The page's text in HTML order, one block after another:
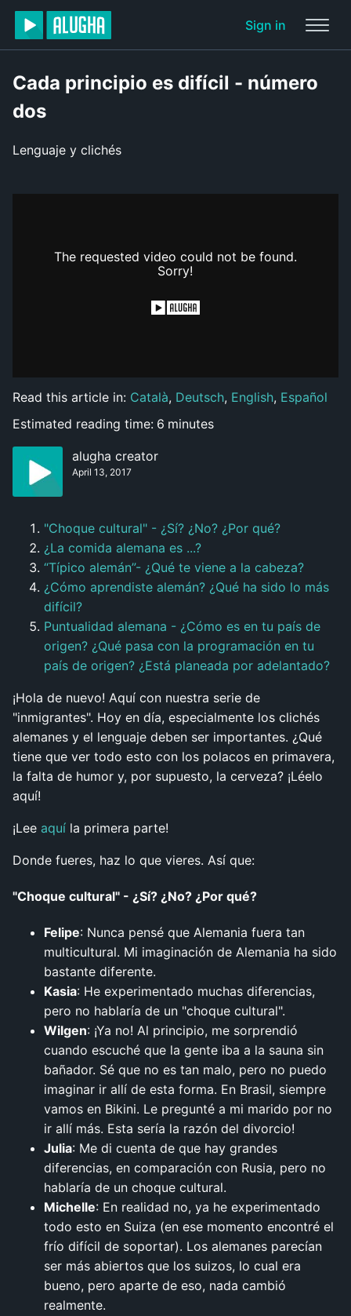
Sign in
Cada principio es difícil - número
dos
Lenguaje y clichés
The requested video could not be found.
Sorry!
Read this article in: Català, Deutsch, English, Español
Estimated reading time: 6 minutes
alugha creator
April 13, 2017
"Choque cultural" - ¿Sí? ¿No? ¿Por qué?
¿La comida alemana es ...?
“Típico alemán”- ¿Qué te viene a la cabeza?
¿Cómo aprendiste alemán? ¿Qué ha sido lo más
difícil?
Puntualidad alemana - ¿Cómo es en tu país de
origen? ¿Qué pasa con la programación en tu
país de origen? ¿Está planeada por adelantado?
¡Hola de nuevo! Aquí con nuestra serie de
"inmigrantes". Hoy en día, especialmente los clichés
alemanes y el lenguaje deben ser importantes. ¿Qué
tiene que ver todo esto con los polacos en primavera,
la falta de humor y, por supuesto, la cerveza? ¡Léelo
aquí!
¡Lee aquí la primera parte!
Donde fueres, haz lo que vieres. Así que:
"Choque cultural" - ¿Sí? ¿No? ¿Por qué?
Felipe: Nunca pensé que Alemania fuera tan
multicultural. Mi imaginación de Alemania ha sido
bastante diferente.
Kasia: He experimentado muchas diferencias,
pero no hablaría de un "choque cultural".
Wilgen: ¡Ya no! Al principio, me sorprendió
cuando escuché que la gente iba a la sauna sin
bañador. Sé que no es tan malo, pero no puedo
imaginar ir allí de esta forma. En Brasil, siempre
vamos en Bikini. Le pregunté a mi marido por no
ir allí más. Esta sería la razón del divorcio!
Julia: Me di cuenta de que hay grandes
diferencias, en comparación con Rusia, pero no
hablaría de un choque cultural.
Michelle: En realidad no, ya he experimentado
todo esto en Suiza (en ese momento encontré el
frío difícil de soportar). Los alemanes parecían
ser más abiertos que los suizos, lo cual era
bueno, pero aparte de eso, nada cambió
realmente.